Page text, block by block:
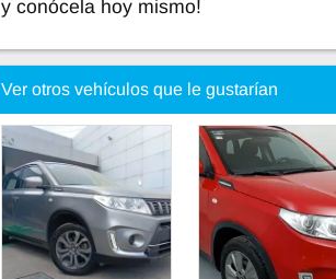
y conócela hoy mismo!
Ver otros vehículos que le gustarían